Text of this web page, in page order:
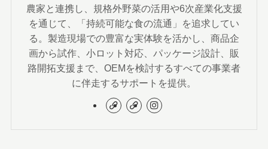
農家と連携し、規格外野菜の活用や6次産業化支援
を通じて、「持続可能な食の流通」を追求してい
る。製造現場での豊富な実体験を活かし、商品企
画から試作、小ロット対応、パッケージ設計、販
路開拓支援まで、OEMを検討するすべての事業者
に伴走するサポートを提供。